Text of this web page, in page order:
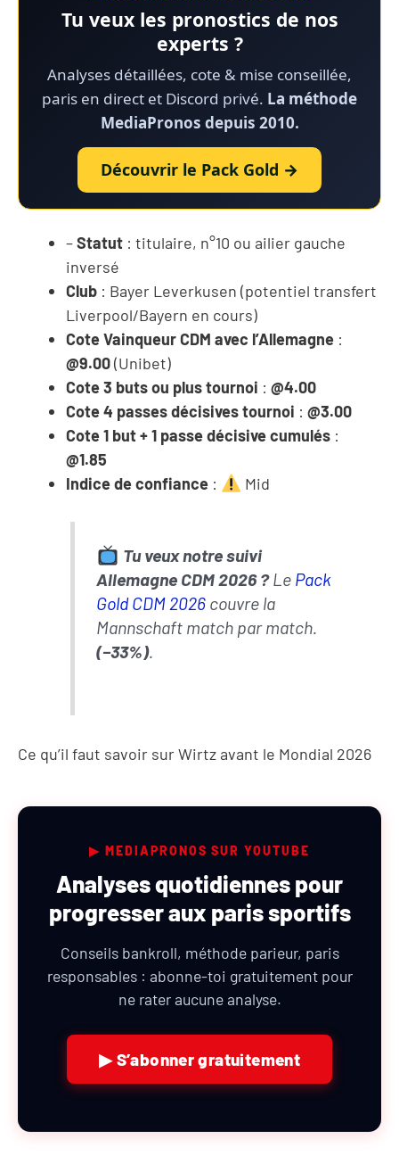
Tu veux les pronostics de nos
experts ?
Analyses détaillées, cote & mise conseillée,
paris en direct et Discord privé. La méthode
MediaPronos depuis 2010.
Découvrir le Pack Gold →
–Statut : titulaire, n°10 ou ailier gauche
inversé
Club : Bayer Leverkusen (potentiel transfert
Liverpool/Bayern en cours)
Cote Vainqueur CDM avec l’Allemagne :
@9.00(Unibet)
Cote 3 buts ou plus tournoi : @4.00
Cote 4 passes décisives tournoi : @3.00
Cote 1 but + 1 passe décisive cumulés :
@1.85
Indice de confiance : Mid
Tu veux notre suivi
Allemagne CDM 2026 ?Le Pack
Gold CDM 2026 couvre la
Mannschaft match par match.
(−33%).
Ce qu’il faut savoir sur Wirtz avant le Mondial 2026
▶ MEDIAPRONOS SUR YOUTUBE
Analyses quotidiennes pour
progresser aux paris sportifs
Conseils bankroll, méthode parieur, paris
responsables : abonne-toi gratuitement pour
ne rater aucune analyse.
▶ S’abonner gratuitement